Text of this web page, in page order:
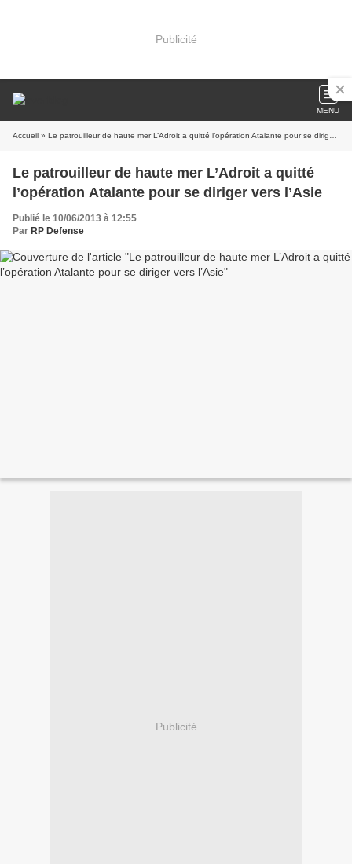
Publicité
MENU
Accueil » Le patrouilleur de haute mer L’Adroit a quitté l’opération Atalante pour se diriger vers l’Asie
Le patrouilleur de haute mer L’Adroit a quitté
l’opération Atalante pour se diriger vers l’Asie
Publié le 10/06/2013 à 12:55
Par RP Defense
Publicité